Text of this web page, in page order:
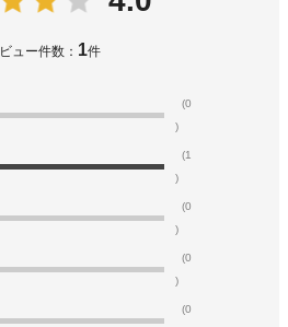
ュー件数： 1件
(0
)
(1
)
(0
)
(0
)
(0